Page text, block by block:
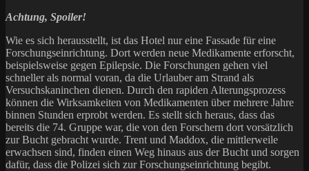
Achtung, Spoiler!
Wie es sich herausstellt, ist das Hotel nur eine Fassade für eine
Forschungseinrichtung. Dort werden neue Medikamente erforscht,
beispielsweise gegen Epilepsie. Die Forschungen gehen viel
schneller als normal voran, da die Urlauber am Strand als
Versuchskaninchen dienen. Durch den rapiden Alterungsprozess
können die Wirksamkeiten von Medikamenten über mehrere Jahre
binnen Stunden erprobt werden. Es stellt sich heraus, dass das
bereits die 74. Gruppe war, die von den Forschern dort vorsätzlich
zur Bucht gebracht wurde. Trent und Maddox, die mittlerweile
erwachsen sind, finden einen Weg hinaus aus der Bucht und sorgen
dafür, dass die Polizei sich zur Forschungseinrichtung begibt.